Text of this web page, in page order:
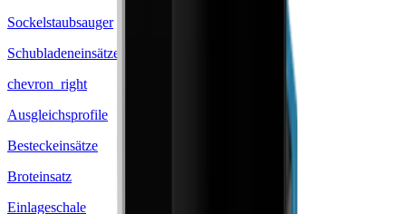
Sockelstaubsauger
Schubladeneinsätze
chevron_right
Ausgleichsprofile
Besteckeinsätze
Broteinsatz
Einlageschale